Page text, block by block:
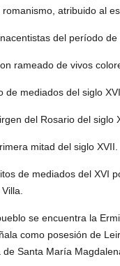
atribuido al
del período
rameado de vivos
de mediados del siglo
del Rosario del siglo
mitad del siglo XVII.
de mediados del XVI
se encuentra la
como posesión de
Santa María